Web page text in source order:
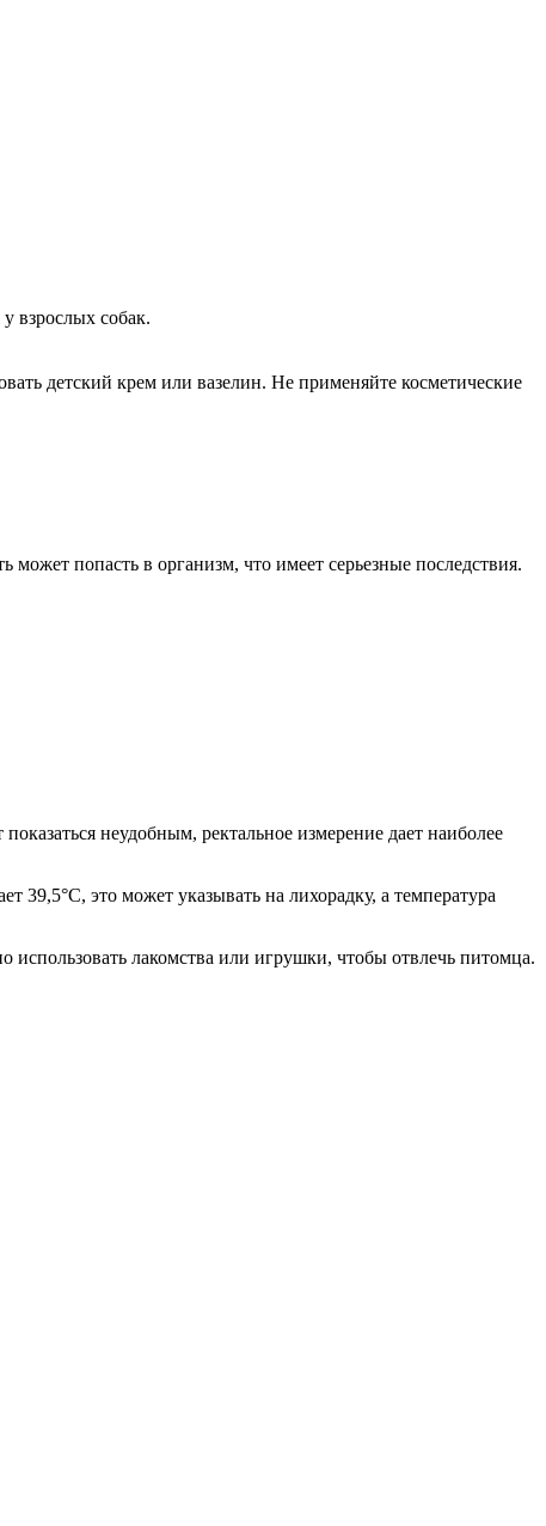
взрослых собак.
детский крем или вазелин. Не применяйте косметические
попасть в организм, что имеет серьезные последствия.
неудобным, ректальное измерение дает наиболее
39,5°C, это может указывать на лихорадку, а температура
лакомства или игрушки, чтобы отвлечь питомца.